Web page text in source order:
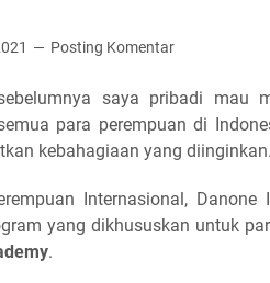
Posting Komentar
saya pribadi mau
para perempuan di
kebahagiaan yang diinginkan.
Internasional,
yang dikhususkan untuk
.